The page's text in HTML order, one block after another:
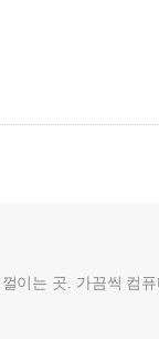
이는 곳. 가끔씩 컴